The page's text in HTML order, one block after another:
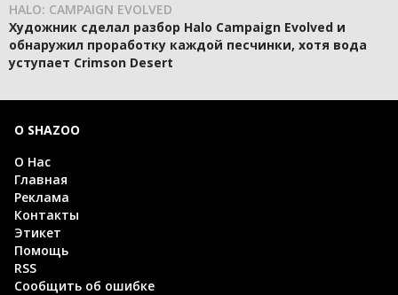
HALO: CAMPAIGN EVOLVED
Художник сделал разбор Halo Campaign Evolved и
обнаружил проработку каждой песчинки, хотя вода
уступает Crimson Desert
О SHAZOO
О Нас
Главная
Реклама
Контакты
Этикет
Помощь
RSS
Сообщить об ошибке